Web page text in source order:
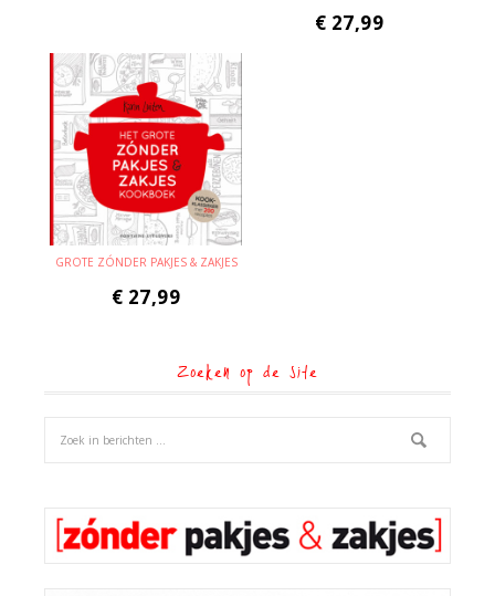
€ 27,99
GROTE ZÓNDER PAKJES & ZAKJES
€ 27,99
Zoeken op de site